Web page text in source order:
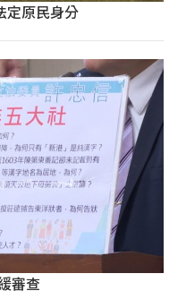
定原民身分
審查